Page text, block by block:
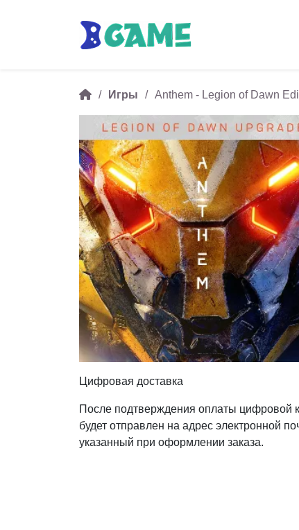
Игры Anthem - Legion of Dawn
Цифровая доставка
После подтверждения оплаты цифровой
будет отправлен на адрес электронной
указанный при оформлении заказа.